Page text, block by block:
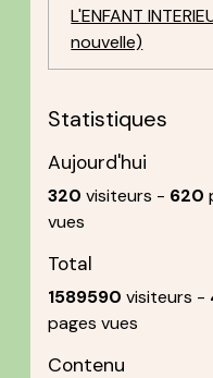
L'ENFANT
nouvelle)
Statistiques
Aujourd'hui
320 visiteurs - 620
vues
Total
1589590 visiteurs -
pages vues
Contenu